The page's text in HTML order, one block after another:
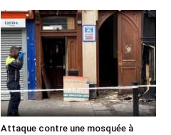
Attaque contre une mosquée à